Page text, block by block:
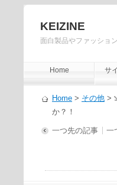
KEIZINE
面白製品やファッショ
Home
サ
Home > その他 >
か？！
一つ先の記事 一